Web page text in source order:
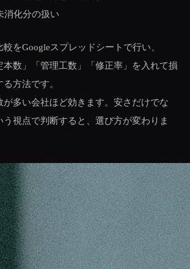
消化分の扱い
をGoogleスプレッドシートで行い、
本数」「管理工数」「修正率」を入れて損
方法です。
多い会社ほど効きます。安さだけでな
う視点で判断すると、選び方が変わりま